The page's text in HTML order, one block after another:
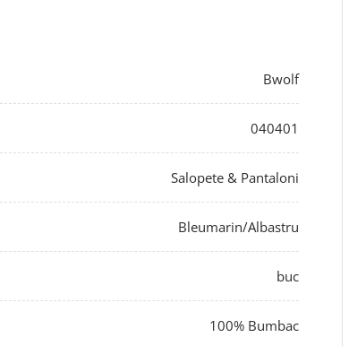
Bwolf
040401
Salopete & Pantaloni
Bleumarin/Albastru
buc
100% Bumbac